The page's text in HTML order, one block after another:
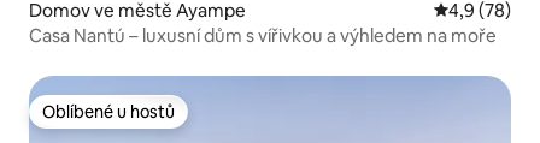
Domov ve městě Ayampe Průměrné
4,9 (78)
Casa Nantú – luxusní dům s vířivkou a výhledem na moře
Oblíbené u hostů
Oblíbené u hostů